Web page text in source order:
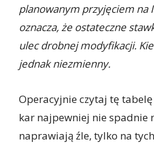
planowanym przyjęciem na
oznacza, że ostateczne
ulec drobnej modyfikacji.
jednak niezmienny.
Operacyjnie czytaj tę
kar najpewniej nie spadnie
naprawiają źle, tylko na